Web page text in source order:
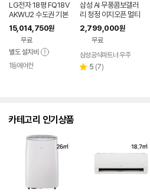
LG전자 18평 FQ18V
AKWU2 수도권 기본
설치 포함 투인원 에어
컨
15,014,750원
무료
별도 설치비
1등에어컨
삼성 AI 무풍콤보갤러
리 청정 이지오픈 멀티
형 에어컨 AF80F17D
22WRS 기본설치포
2,799,000원
무료
삼성공식파트너 우주
별 5 리
(7)
카테고리 인기상품